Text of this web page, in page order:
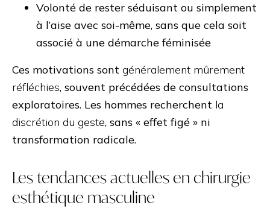
Volonté de rester séduisant ou simplement
à l’aise avec soi-même, sans que cela soit
associé à une démarche féminisée
Ces motivations sont généralement mûrement
réfléchies, souvent précédées de consultations
exploratoires. Les hommes recherchent la
discrétion du geste, sans « effet figé » ni
transformation radicale.
Les tendances actuelles en chirurgie
esthétique masculine